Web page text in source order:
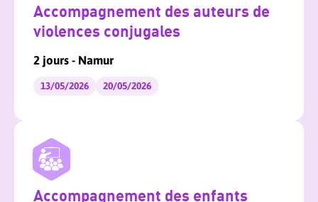
Accompagnement des auteurs de
violences conjugales
2 jours - Namur
13/05/2026 20/05/2026
Accompagnement des enfants